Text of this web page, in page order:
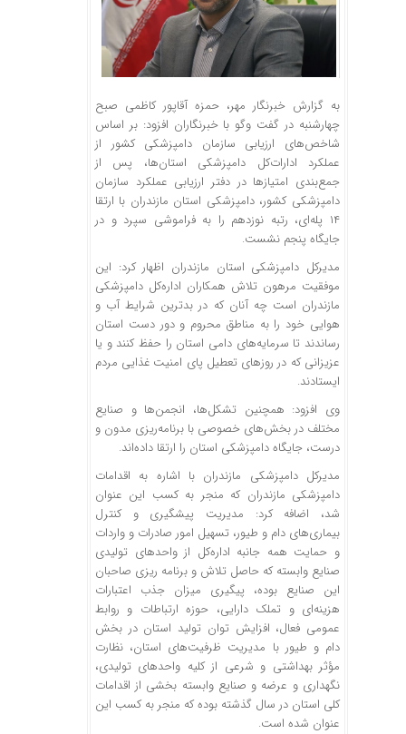
به گزارش خبرنگار مهر، حمزه آقاپور کاظمی صبح
چهارشنبه در گفت وگو با خبرنگاران افزود: بر اساس
شاخص‌های ارزیابی سازمان دامپزشکی کشور از
عملکرد ادارات‌کل دامپزشکی استان‌ها، پس از
جمع‌بندی امتیازها در دفتر ارزیابی عملکرد سازمان
دامپزشکی کشور، دامپزشکی استان مازندران با ارتقا
۱۴ پله‌ای، رتبه نوزدهم را به فراموشی سپرد و در
جایگاه پنجم نشست.
مدیرکل دامپزشکی استان مازندران اظهار کرد: این
موفقیت مرهون تلاش همکاران اداره‌کل دامپزشکی
مازندران است چه آنان که در بدترین شرایط آب و
هوایی خود را به مناطق محروم و دور دست استان
رساندند تا سرمایه‌های دامی استان را حفظ کنند و یا
عزیزانی که در روزهای تعطیل پای امنیت غذایی مردم
ایستادند.
وی افزود: همچنین تشکل‌ها، انجمن‌ها و صنایع
مختلف در بخش‌های خصوصی با برنامه‌ریزی مدون و
درست، جایگاه دامپزشکی استان را ارتقا داده‌اند.
مدیرکل دامپزشکی مازندران با اشاره به اقدامات
دامپزشکی مازندران که منجر به کسب این عنوان
شد، اضافه کرد: مدیریت پیشگیری و کنترل
بیماری‌های دام و طیور، تسهیل امور صادرات و واردات
و حمایت همه جانبه اداره‌کل از واحدهای تولیدی
صنایع وابسته که حاصل تلاش و برنامه ریزی صاحبان
این صنایع بوده، پیگیری میزان جذب اعتبارات
هزینه‌ای و تملک دارایی، حوزه ارتباطات و روابط
عمومی فعال، افزایش توان تولید استان در بخش
دام و طیور با مدیریت ظرفیت‌های استان، نظارت
مؤثر بهداشتی و شرعی از کلیه واحدهای تولیدی،
نگهداری و عرضه و صنایع وابسته بخشی از اقدامات
کلی استان در سال گذشته بوده که منجر به کسب این
عنوان شده است.